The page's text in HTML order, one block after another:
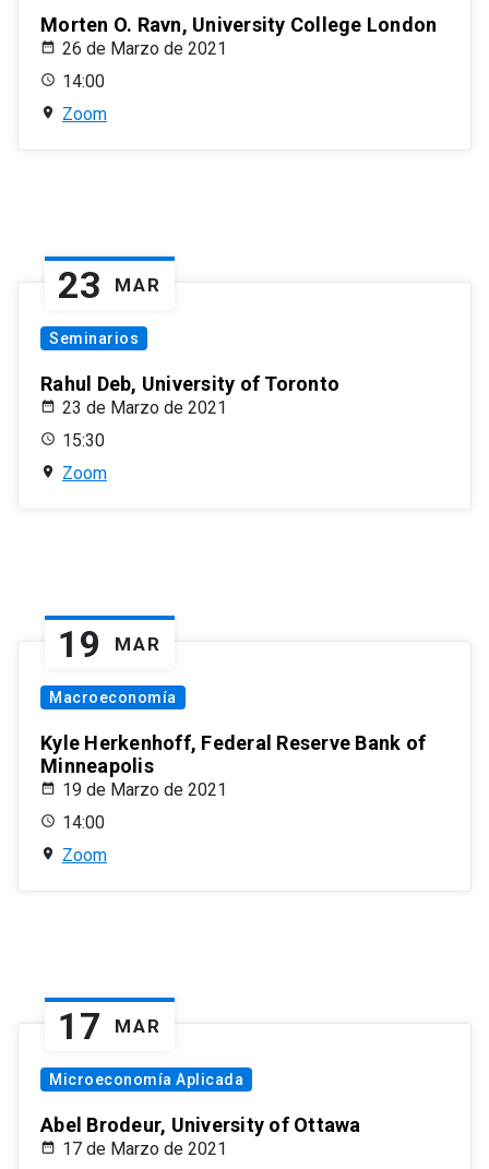
Morten O. Ravn, University College London
26 de Marzo de 2021
14:00
Zoom
23 MAR
Seminarios
Rahul Deb, University of Toronto
23 de Marzo de 2021
15:30
Zoom
19 MAR
Macroeconomía
Kyle Herkenhoff, Federal Reserve Bank of
Minneapolis
19 de Marzo de 2021
14:00
Zoom
17 MAR
Microeconomía Aplicada
Abel Brodeur, University of Ottawa
17 de Marzo de 2021